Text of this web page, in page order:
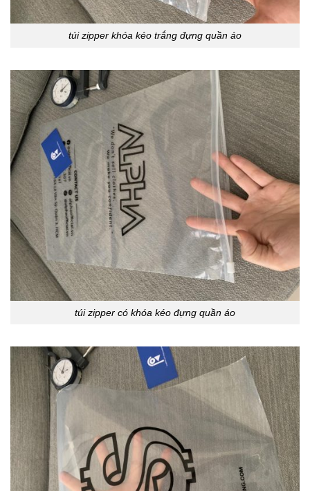
túi zipper khóa kéo trắng đựng quần áo
túi zipper có khóa kéo đựng quần áo